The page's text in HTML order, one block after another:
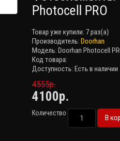
Photocell PRO
Товар уже купили: 7 раз(а)
Производитель: Doorhan
Модель: Doorhan Photocell
Код товара:
Доступность: Есть в наличии
4555р.
4100р.
Количество
В